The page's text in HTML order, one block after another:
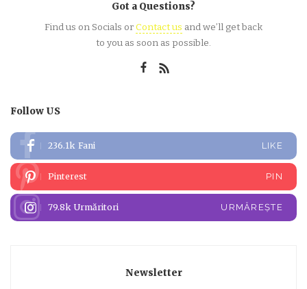
Got a Questions?
Find us on Socials orContact us and we’ll get back
to you as soon as possible.
Follow US
236.1k Fani LIKE
Pinterest PIN
79.8k Urmăritori URMĂREȘTE
Newsletter